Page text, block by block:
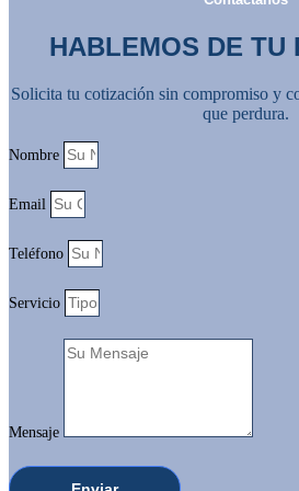
HABLEMOS DE TU
Solicita tu cotización sin compromiso y
que perdura.
Nombre
Email
Teléfono
Servicio
Mensaje